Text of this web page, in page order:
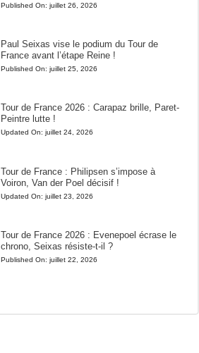
Published On: juillet 26, 2026
Paul Seixas vise le podium du Tour de
France avant l’étape Reine !
Published On: juillet 25, 2026
Tour de France 2026 : Carapaz brille, Paret-
Peintre lutte !
Updated On: juillet 24, 2026
Tour de France : Philipsen s’impose à
Voiron, Van der Poel décisif !
Updated On: juillet 23, 2026
Tour de France 2026 : Evenepoel écrase le
chrono, Seixas résiste-t-il ?
Published On: juillet 22, 2026